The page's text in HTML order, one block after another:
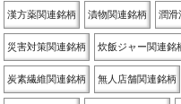
漢方薬関連銘柄 漬物関連銘柄 潤滑
災害対策関連銘柄 炊飯ジャー関連銘
炭素繊維関連銘柄 無人店舗関連銘柄